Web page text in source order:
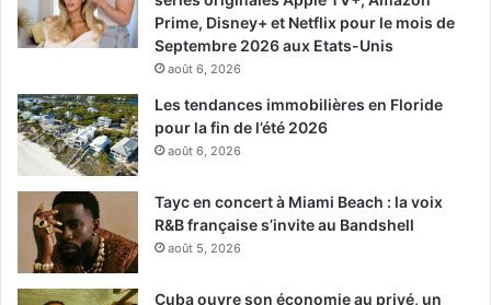
Prime, Disney+ et Netflix pour le mois de
Septembre 2026 aux Etats-Unis
août 6, 2026
Les tendances immobilières en Floride
pour la fin de l’été 2026
août 6, 2026
Tayc en concert à Miami Beach : la voix
R&B française s’invite au Bandshell
août 5, 2026
Cuba ouvre son économie au privé, un